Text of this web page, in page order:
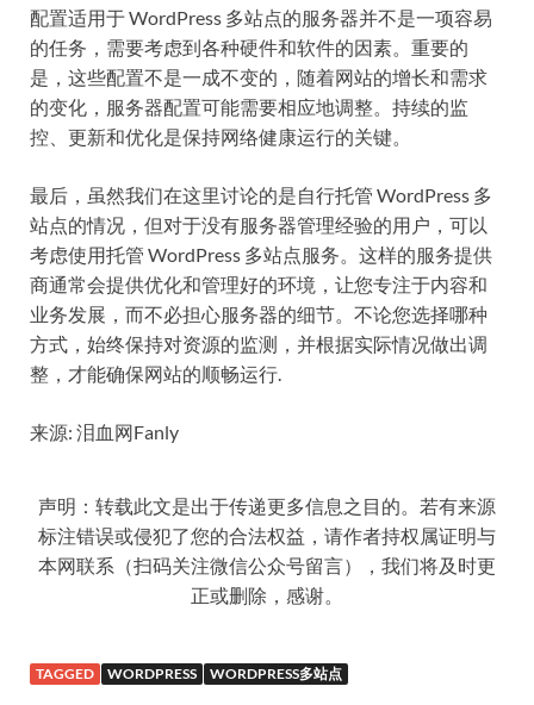
配置适用于 WordPress 多站点的服务器并不是一项容易
的任务，需要考虑到各种硬件和软件的因素。重要的
是，这些配置不是一成不变的，随着网站的增长和需求
的变化，服务器配置可能需要相应地调整。持续的监
控、更新和优化是保持网络健康运行的关键。
最后，虽然我们在这里讨论的是自行托管 WordPress 多
站点的情况，但对于没有服务器管理经验的用户，可以
考虑使用托管 WordPress 多站点服务。这样的服务提供
商通常会提供优化和管理好的环境，让您专注于内容和
业务发展，而不必担心服务器的细节。不论您选择哪种
方式，始终保持对资源的监测，并根据实际情况做出调
整，才能确保网站的顺畅运行.
来源: 泪血网Fanly
声明：转载此文是出于传递更多信息之目的。若有来源
标注错误或侵犯了您的合法权益，请作者持权属证明与
本网联系（扫码关注微信公众号留言），我们将及时更
正或删除，感谢。
TAGGED WORDPRESS WORDPRESS多站点